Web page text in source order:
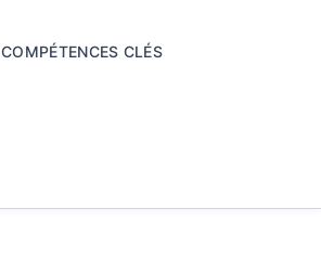
COMPÉTENCES CLÉS